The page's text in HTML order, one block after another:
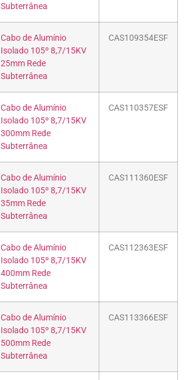
Subterrânea
Cabo de Alumínio
Isolado 105º 8,7/15KV
25mm Rede
Subterrânea
CAS109354ESF
Cabo de Alumínio
Isolado 105º 8,7/15KV
300mm Rede
Subterrânea
CAS110357ESF
Cabo de Alumínio
Isolado 105º 8,7/15KV
35mm Rede
Subterrânea
CAS111360ESF
Cabo de Alumínio
Isolado 105º 8,7/15KV
400mm Rede
Subterrânea
CAS112363ESF
Cabo de Alumínio
Isolado 105º 8,7/15KV
500mm Rede
Subterrânea
CAS113366ESF